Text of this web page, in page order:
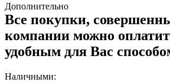
Дополнительно
Все покупки,
компании можно
удобным для Вас
Наличными: